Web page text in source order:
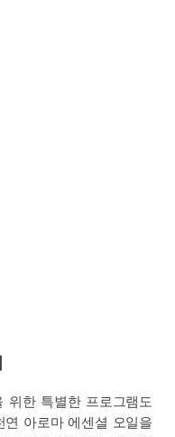
위한 특별한 프로그램도
아로마 에센셜 오일을